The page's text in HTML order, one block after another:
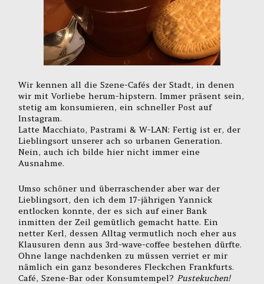
Wir kennen all die Szene-Cafés der Stadt, in denen
wir mit Vorliebe herum-hipstern. Immer präsent sein,
stetig am konsumieren, ein schneller Post auf
Instagram.
Latte Macchiato, Pastrami & W-LAN: Fertig ist er, der
Lieblingsort unserer ach so urbanen Generation.
Nein, auch ich bilde hier nicht immer eine
Ausnahme.
Umso schöner und überraschender aber war der
Lieblingsort, den ich dem 17-jährigen Yannick
entlocken konnte, der es sich auf einer Bank
inmitten der Zeil gemütlich gemacht hatte. Ein
netter Kerl, dessen Alltag vermutlich noch eher aus
Klausuren denn aus 3rd-wave-coffee bestehen dürfte.
Ohne lange nachdenken zu müssen verriet er mir
nämlich ein ganz besonderes Fleckchen Frankfurts.
Café, Szene-Bar oder Konsumtempel? Pustekuchen!